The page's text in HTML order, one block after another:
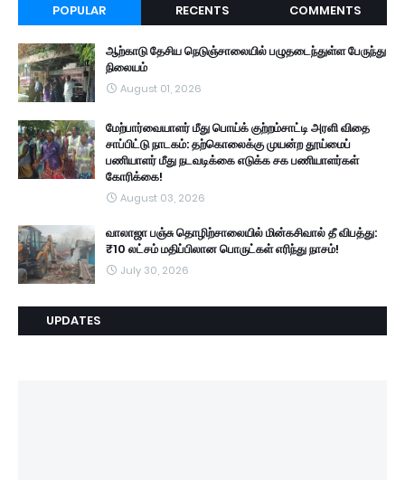
POPULAR RECENTS COMMENTS
ஆற்காடு தேசிய நெடுஞ்சாலையில் பழுதடைந்துள்ள பேருந்து
நிலையம்
August 01, 2026
மேற்பார்வையாளர் மீது பொய்க் குற்றம்சாட்டி அரளி விதை
சாப்பிட்டு நாடகம்: தற்கொலைக்கு முயன்ற தூய்மைப்
பணியாளர் மீது நடவடிக்கை எடுக்க சக பணியாளர்கள்
கோரிக்கை!
August 03, 2026
வாலாஜா பஞ்சு தொழிற்சாலையில் மின்கசிவால் தீ விபத்து:
₹10 லட்சம் மதிப்பிலான பொருட்கள் எரிந்து நாசம்!
July 30, 2026
UPDATES